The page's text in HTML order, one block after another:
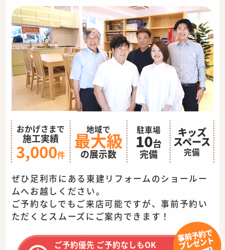
おかげさまで
施工実績
3,000件
地域で
最大級
の展示数
駐車場
10台
完備
キッズ
スペース
完備
ぜひ足利市にある東建リフォームのショールー
ムへお越しください。
ご予約なしでもご来店可能ですが、事前予約い
ただくとスムーズに ご案内できます！
ご予約優先 ご予約なしもOK